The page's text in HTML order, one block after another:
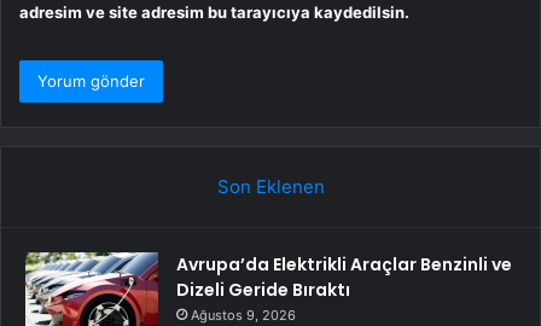
adresim ve site adresim bu tarayıcıya kaydedilsin.
Son Eklenen
Avrupa’da Elektrikli Araçlar Benzinli ve
Dizeli Geride Bıraktı
Ağustos 9, 2026